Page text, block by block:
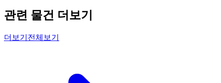
관련 물건 더보기
더보기 전체보기